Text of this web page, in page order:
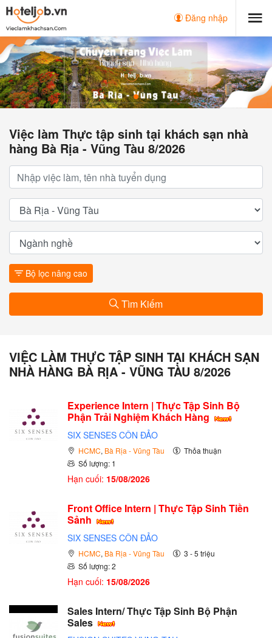
Đăng nhập
Việc làm Thực tập sinh tại khách sạn nhà
hàng Bà Rịa - Vũng Tàu 8/2026
Bộ lọc nâng cao
Tìm Kiếm
VIỆC LÀM THỰC TẬP SINH TẠI KHÁCH SẠN
NHÀ HÀNG BÀ RỊA - VŨNG TÀU 8/2026
Experience Intern | Thực Tập Sinh Bộ
Phận Trải Nghiệm Khách Hàng
SIX SENSES CÔN ĐẢO
HCMC, Bà Rịa - Vũng Tàu
Thỏa thuận
Số lượng: 1
Hạn cuối: 15/08/2026
Front Office Intern | Thực Tập Sinh Tiền
Sảnh
SIX SENSES CÔN ĐẢO
HCMC, Bà Rịa - Vũng Tàu
3 - 5 triệu
Số lượng: 2
Hạn cuối: 15/08/2026
Sales Intern/ Thực Tập Sinh Bộ Phận
Sales